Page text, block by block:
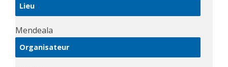
Lieu
Mendeala
Organisateur